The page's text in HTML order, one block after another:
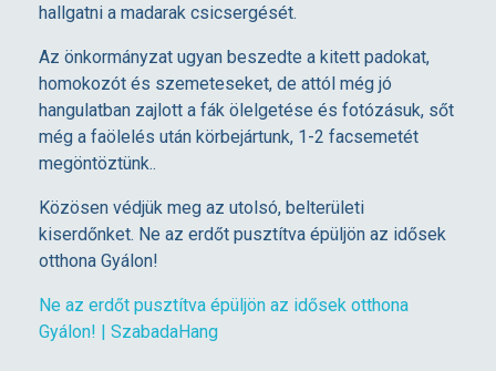
e
l
é
é
é
s
hallgatni a madarak csicsergését.
Az önkormányzat ugyan beszedte a kitett padokat,
homokozót és szemeteseket, de attól még jó
hangulatban zajlott a fák ölelgetése és fotózásuk, sőt
még a faölelés után körbejártunk, 1-2 facsemetét
megöntöztünk..
Közösen védjük meg az utolsó, belterületi
kiserdőnket. Ne az erdőt pusztítva épüljön az idősek
otthona Gyálon!
Ne az erdőt pusztítva épüljön az idősek otthona
Gyálon! | SzabadaHang